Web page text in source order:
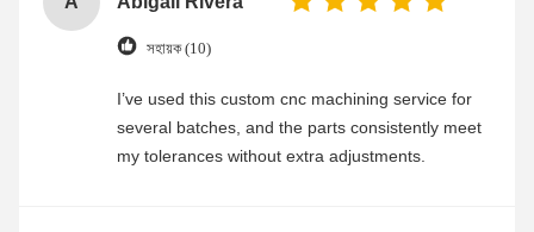
সহায়ক (10)
I’ve used this custom cnc machining service for
several batches, and the parts consistently meet
my tolerances without extra adjustments.